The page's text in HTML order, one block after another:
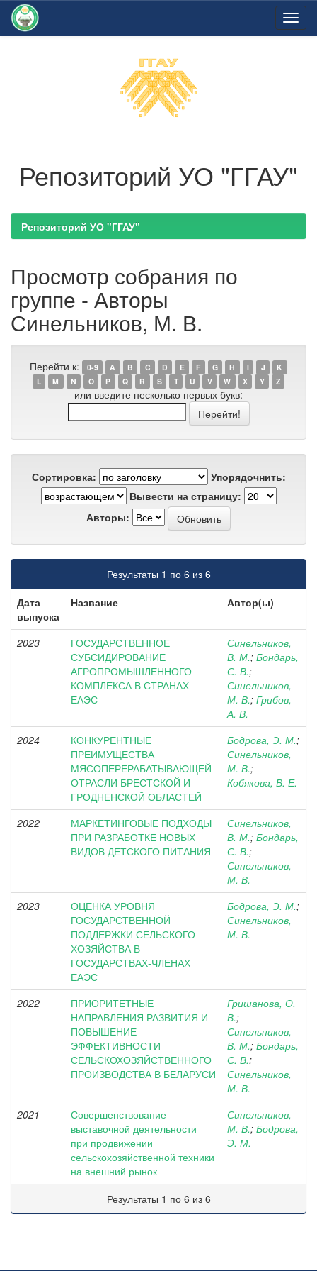
Репозиторий УО "ГГАУ"
Репозиторий УО "ГГАУ"
Просмотр собрания по
группе - Авторы
Синельников, М. В.
Перейти к: 0-9 A B C D E F G H I J
K
L
M N O P Q R S T U V W X Y Z
или введите несколько первых букв:
Сортировка:
Упорядочнить:
Вывести на страницу:
Авторы:
Результаты 1 по 6 из 6
Дата
выпуска
Название Автор(ы)
2023
ГОСУДАРСТВЕННОЕ
СУБСИДИРОВАНИЕ
АГРОПРОМЫШЛЕННОГО
КОМПЛЕКСА В СТРАНАХ
ЕАЭС
Синельников,
В. М.; Бондарь,
С. В.;
Синельников,
М. В.; Грибов,
А. В.
2024
КОНКУРЕНТНЫЕ
ПРЕИМУЩЕСТВА
МЯСОПЕРЕРАБАТЫВАЮЩЕЙ
ОТРАСЛИ БРЕСТСКОЙ И
ГРОДНЕНСКОЙ ОБЛАСТЕЙ
Бодрова, Э. М.;
Синельников,
М. В.;
Кобякова, В. Е.
2022
МАРКЕТИНГОВЫЕ ПОДХОДЫ
ПРИ РАЗРАБОТКЕ НОВЫХ
ВИДОВ ДЕТСКОГО ПИТАНИЯ
Синельников,
В. М.; Бондарь,
С. В.;
Синельников,
М. В.
2023
ОЦЕНКА УРОВНЯ
ГОСУДАРСТВЕННОЙ
ПОДДЕРЖКИ СЕЛЬСКОГО
ХОЗЯЙСТВА В
ГОСУДАРСТВАХ-ЧЛЕНАХ
ЕАЭС
Бодрова, Э. М.;
Синельников,
М. В.
2022
ПРИОРИТЕТНЫЕ
НАПРАВЛЕНИЯ РАЗВИТИЯ И
ПОВЫШЕНИЕ
ЭФФЕКТИВНОСТИ
СЕЛЬСКОХОЗЯЙСТВЕННОГО
ПРОИЗВОДСТВА В БЕЛАРУСИ
Гришанова, О.
В.;
Синельников,
В. М.; Бондарь,
С. В.;
Синельников,
М. В.
2021
Совершенствование
выставочной деятельности
при продвижении
сельскохозяйственной техники
на внешний рынок
Синельников,
М. В.; Бодрова,
Э. М.
Результаты 1 по 6 из 6